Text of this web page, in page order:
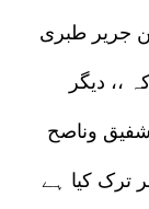
جریر طبری
،، دیگر
وناصح
ترک کیا ہے